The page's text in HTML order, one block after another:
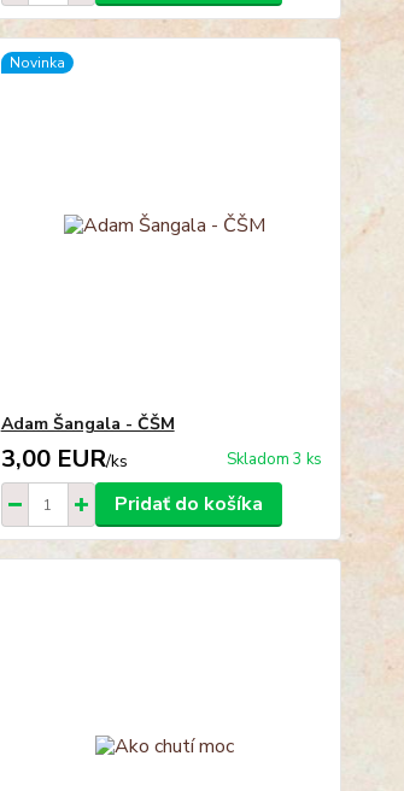
Novinka
Adam Šangala - ČŠM
3,00 EUR/ks Skladom 3 ks
Pridať do košíka